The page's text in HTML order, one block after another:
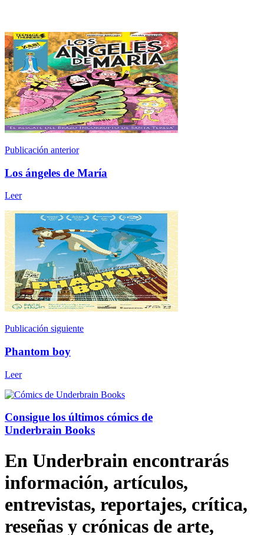
Publicación anterior
Los ángeles de María
Leer
Publicación siguiente
Phantom boy
Leer
Consigue los últimos cómics de
Underbrain Books
En Underbrain encontrarás
información, artículos,
entrevistas, reportajes, crítica,
reseñas y crónicas de arte,